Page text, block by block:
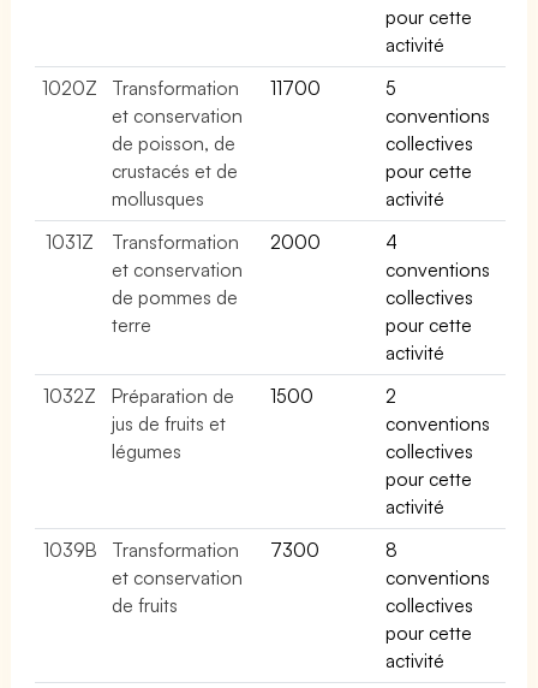
pour cette
activité
1020Z
Transformation
et conservation
de poisson, de
crustacés et de
mollusques
11700
5
conventions
collectives
pour cette
activité
1031Z
Transformation
et conservation
de pommes de
terre
2000
4
conventions
collectives
pour cette
activité
1032Z
Préparation de
jus de fruits et
légumes
1500
2
conventions
collectives
pour cette
activité
1039B
Transformation
et conservation
de fruits
7300
8
conventions
collectives
pour cette
activité